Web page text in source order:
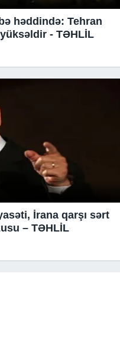
həddində: Tehran
- TƏHLİL
İrana qarşı sərt
– TƏHLİL